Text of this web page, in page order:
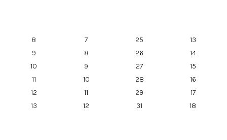
8 7 25
13
9
8 26
14
10
9 27
15
11
10 28
16
12
11 29
17
13
12 31 18